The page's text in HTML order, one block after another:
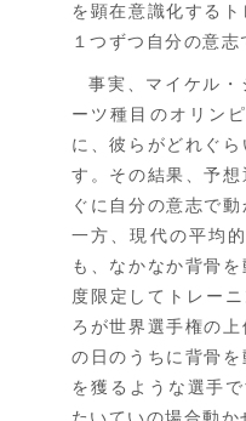
を顕在意識化する
１つずつ自分の意志
事実、マイケル
ーツ種目のオリン
に、彼らがどれぐ
す。その結果、予
ぐに自分の意志で
一方、現代の平均
も、なかなか背骨
度限定してトレー
ろが世界選手権の
の日のうちに背骨
を獲るような選手